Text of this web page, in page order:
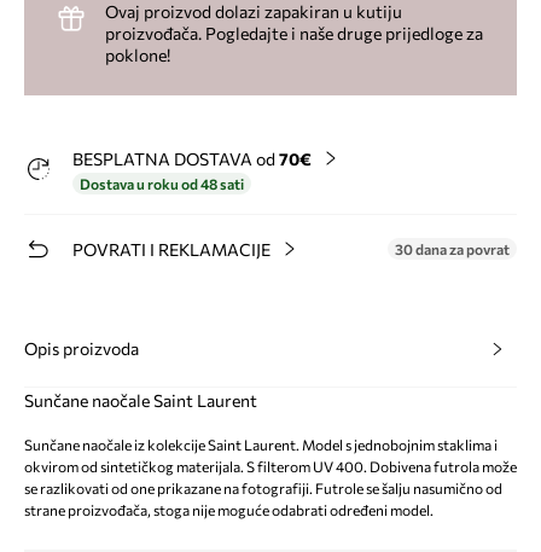
Ovaj proizvod dolazi zapakiran u kutiju
proizvođača. Pogledajte i naše druge prijedloge za
poklone!
BESPLATNA DOSTAVA od 70€
Dostava u roku od 48 sati
POVRATI I REKLAMACIJE 30 dana za povrat
Opis proizvoda
Sunčane naočale Saint Laurent
Sunčane naočale iz kolekcije Saint Laurent. Model s jednobojnim staklima i
okvirom od sintetičkog materijala. S filterom UV 400. Dobivena futrola može
se razlikovati od one prikazane na fotografiji. Futrole se šalju nasumično od
strane proizvođača, stoga nije moguće odabrati određeni model.